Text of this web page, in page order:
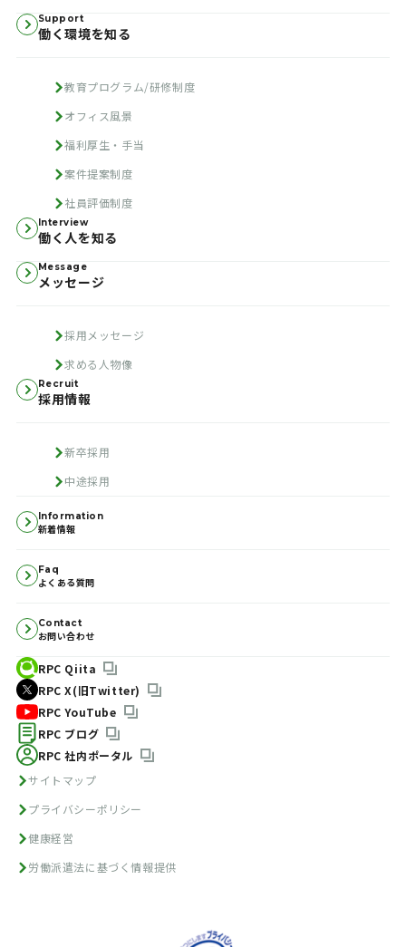
Support
働く環境を知る
教育プログラム/研修制度
オフィス風景
福利厚生・手当
案件提案制度
社員評価制度
Interview
働く人を知る
Message
メッセージ
採用メッセージ
求める人物像
Recruit
採用情報
新卒採用
中途採用
Information
新着情報
Faq
よくある質問
Contact
お問い合わせ
RPC Qiita
RPC X(旧Twitter)
RPC YouTube
RPC ブログ
RPC 社内ポータル
サイトマップ
プライバシーポリシー
健康経営
労働派遣法に基づく情報提供